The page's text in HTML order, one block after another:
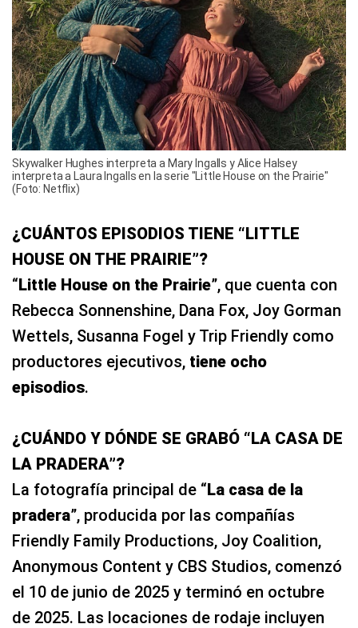
Skywalker Hughes interpreta a Mary Ingalls y Alice Halsey
interpreta a Laura Ingalls en la serie "Little House on the Prairie"
(Foto: Netflix)
¿CUÁNTOS EPISODIOS TIENE “LITTLE
HOUSE ON THE PRAIRIE”?
“Little House on the Prairie”, que cuenta con
Rebecca Sonnenshine, Dana Fox, Joy Gorman
Wettels, Susanna Fogel y Trip Friendly como
productores ejecutivos, tiene ocho
episodios.
¿CUÁNDO Y DÓNDE SE GRABÓ “LA CASA DE
LA PRADERA”?
La fotografía principal de “La casa de la
pradera”, producida por las compañías
Friendly Family Productions, Joy Coalition,
Anonymous Content y CBS Studios, comenzó
el 10 de junio de 2025 y terminó en octubre
de 2025. Las locaciones de rodaje incluyen